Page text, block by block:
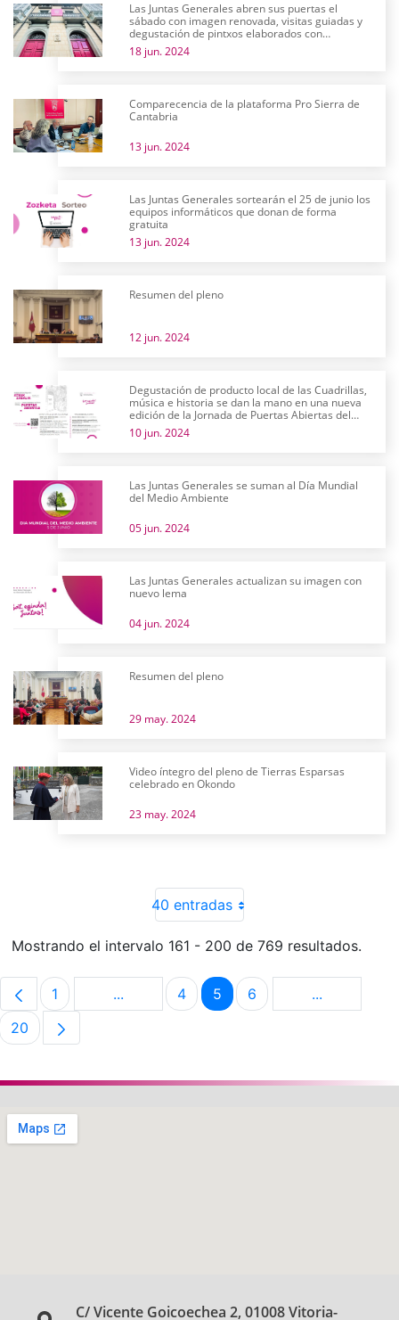
Las Juntas Generales abren sus puertas el
sábado con imagen renovada, visitas guiadas y
degustación de pintxos elaborados con
productos alaveses
18 jun. 2024
Comparecencia de la plataforma Pro Sierra de
Cantabria
13 jun. 2024
Las Juntas Generales sortearán el 25 de junio los
equipos informáticos que donan de forma
gratuita
13 jun. 2024
Resumen del pleno
12 jun. 2024
Degustación de producto local de las Cuadrillas,
música e historia se dan la mano en una nueva
edición de la Jornada de Puertas Abiertas del
parlamento alavés
10 jun. 2024
Las Juntas Generales se suman al Día Mundial
del Medio Ambiente
05 jun. 2024
Las Juntas Generales actualizan su imagen con
nuevo lema
04 jun. 2024
Resumen del pleno
29 may. 2024
Video íntegro del pleno de Tierras Esparsas
celebrado en Okondo
23 may. 2024
40 entradas
Mostrando el intervalo 161 - 200 de 769 resultados.
Página
1 ...Páginas intermedias Use TAB para
Página
4 Página
5 Página
6 ...Páginas
Página
20
C/ Vicente Goicoechea 2, 01008 Vitoria-